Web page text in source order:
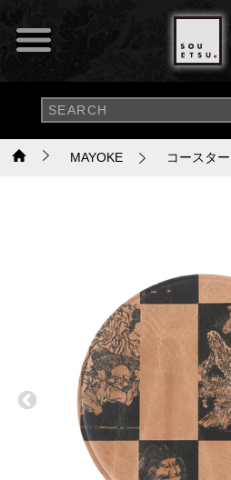
MAYOKE コースター